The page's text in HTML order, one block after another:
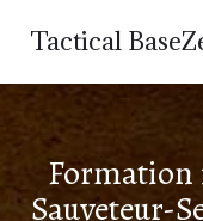
Tactical
Formation
Sauveteur-